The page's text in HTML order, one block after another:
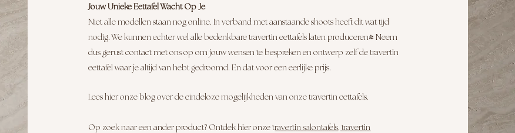
Jouw Unieke Eettafel WachtOp Je
Niet alle modellen staan nog online. In verband met aanstaande shoots heeft dit wat tijd
nodig. We kunnen echter wel alle bedenkbare travertin eettafels laten produceren! Neem
dus gerust contact met ons op om jouw wensen te bespreken en ontwerp zelf de travertin
eettafel waar je altijd van hebt gedroomd. En dat voor een eerlijke prijs.
Lees hier onze blog over de eindeloze mogelijkheden van onze travertin eettafels.
Op zoek naar een ander product? Ontdek hier onze travertin salontafels, travertin